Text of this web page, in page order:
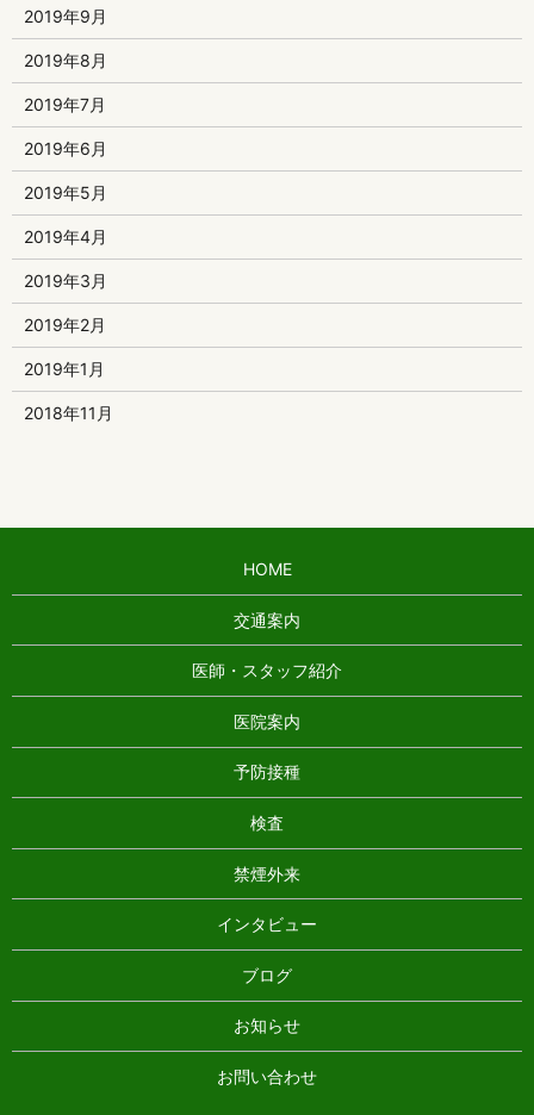
2019年9月
2019年8月
2019年7月
2019年6月
2019年5月
2019年4月
2019年3月
2019年2月
2019年1月
2018年11月
HOME
交通案内
医師・スタッフ紹介
医院案内
予防接種
検査
禁煙外来
インタビュー
ブログ
お知らせ
お問い合わせ